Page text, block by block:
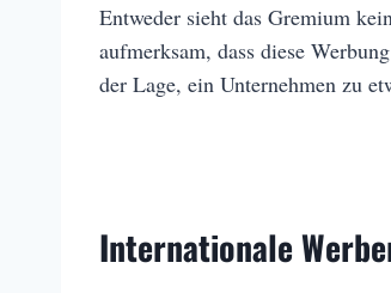
Entweder sieht das Gremium
aufmerksam, dass diese
der Lage, ein Unternehmen zu
Internationale